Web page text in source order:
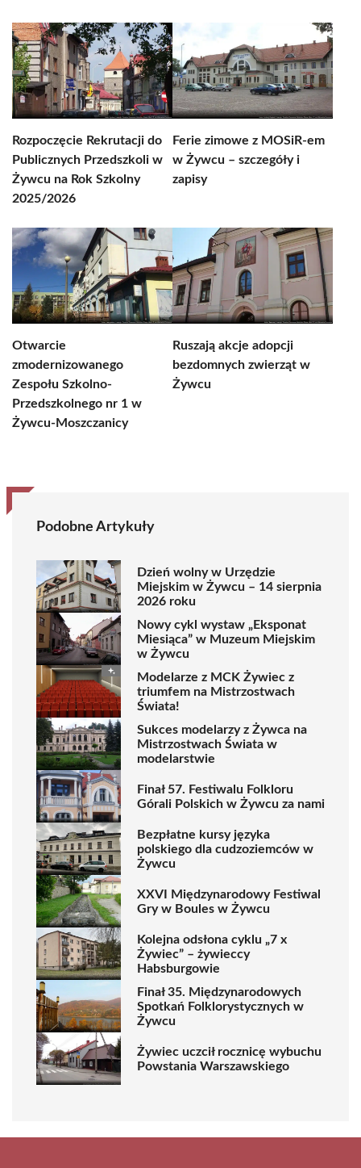
Rozpoczęcie Rekrutacji do
Publicznych Przedszkoli w
Żywcu na Rok Szkolny
2025/2026
Ferie zimowe z MOSiR-em
w Żywcu – szczegóły i
zapisy
Otwarcie
zmodernizowanego
Zespołu Szkolno-
Przedszkolnego nr 1 w
Żywcu-Moszczanicy
Ruszają akcje adopcji
bezdomnych zwierząt w
Żywcu
Podobne Artykuły
Dzień wolny w Urzędzie
Miejskim w Żywcu – 14 sierpnia
2026 roku
Nowy cykl wystaw „Eksponat
Miesiąca” w Muzeum Miejskim
w Żywcu
Modelarze z MCK Żywiec z
triumfem na Mistrzostwach
Świata!
Sukces modelarzy z Żywca na
Mistrzostwach Świata w
modelarstwie
Finał 57. Festiwalu Folkloru
Górali Polskich w Żywcu za nami
Bezpłatne kursy języka
polskiego dla cudzoziemców w
Żywcu
XXVI Międzynarodowy Festiwal
Gry w Boules w Żywcu
Kolejna odsłona cyklu „7 x
Żywiec” – żywieccy
Habsburgowie
Finał 35. Międzynarodowych
Spotkań Folklorystycznych w
Żywcu
Żywiec uczcił rocznicę wybuchu
Powstania Warszawskiego